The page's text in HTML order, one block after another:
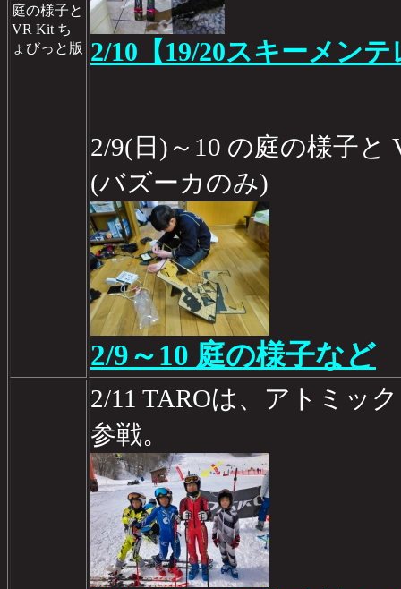
庭の様子と
VR Kit ち
ょびっと版
2/10【19/20スキーメンテ
2/9(日)～10 の庭の様子と
(バズーカのみ)
2/9～10 庭の様子など
2/11 TAROは、アトミッ
参戦。